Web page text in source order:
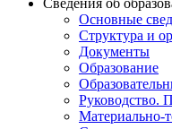
Сведения об
Основные
Структура и
Документы
Образование
Руководство.
Материально-